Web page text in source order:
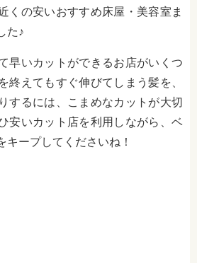
くの安いおすすめ床屋・美容室ま
た♪
早いカットができるお店がいくつ
終えてもすぐ伸びてしまう髪を、
するには、こまめなカットが大切
安いカット店を利用しながら、ベ
キープしてくださいね！